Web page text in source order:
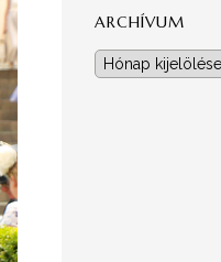
ARCHÍVUM
Archívum